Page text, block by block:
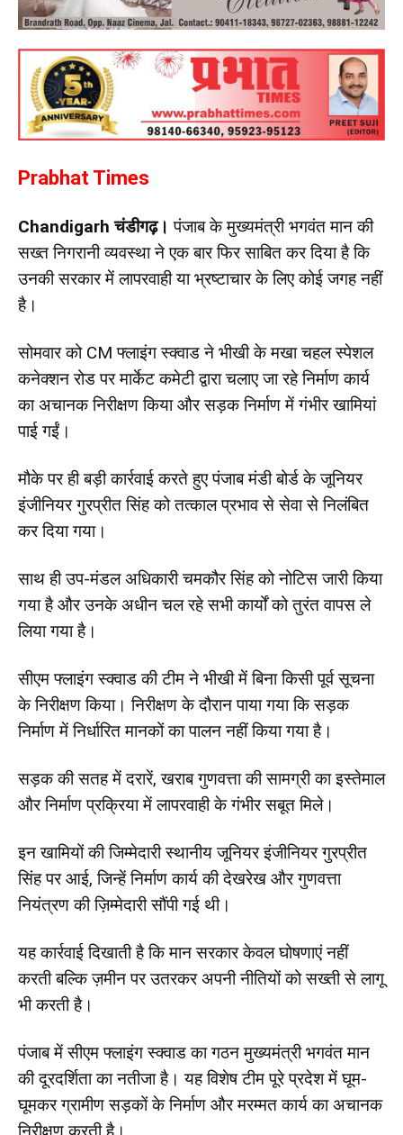
Prabhat Times
Chandigarh चंडीगढ़।पंजाब के मुख्यमंत्री भगवंत मान की
सख्त निगरानी व्यवस्था ने एक बार फिर साबित कर दिया है कि
उनकी सरकार में लापरवाही या भ्रष्टाचार के लिए कोई जगह नहीं
है।
सोमवार को CM फ्लाइंग स्क्वाड ने भीखी के मखा चहल स्पेशल
कनेक्शन रोड पर मार्केट कमेटी द्वारा चलाए जा रहे निर्माण कार्य
का अचानक निरीक्षण किया और सड़क निर्माण में गंभीर खामियां
पाई गईं।
मौके पर ही बड़ी कार्रवाई करते हुए पंजाब मंडी बोर्ड के जूनियर
इंजीनियर गुरप्रीत सिंह को तत्काल प्रभाव से सेवा से निलंबित
कर दिया गया।
साथ ही उप-मंडल अधिकारी चमकौर सिंह को नोटिस जारी किया
गया है और उनके अधीन चल रहे सभी कार्यों को तुरंत वापस ले
लिया गया है।
सीएम फ्लाइंग स्क्वाड की टीम ने भीखी में बिना किसी पूर्व सूचना
के निरीक्षण किया। निरीक्षण के दौरान पाया गया कि सड़क
निर्माण में निर्धारित मानकों का पालन नहीं किया गया है।
सड़क की सतह में दरारें, खराब गुणवत्ता की सामग्री का इस्तेमाल
और निर्माण प्रक्रिया में लापरवाही के गंभीर सबूत मिले।
इन खामियों की जिम्मेदारी स्थानीय जूनियर इंजीनियर गुरप्रीत
सिंह पर आई, जिन्हें निर्माण कार्य की देखरेख और गुणवत्ता
नियंत्रण की ज़िम्मेदारी सौंपी गई थी।
यह कार्रवाई दिखाती है कि मान सरकार केवल घोषणाएं नहीं
करती बल्कि ज़मीन पर उतरकर अपनी नीतियों को सख्ती से लागू
भी करती है।
पंजाब में सीएम फ्लाइंग स्क्वाड का गठन मुख्यमंत्री भगवंत मान
की दूरदर्शिता का नतीजा है। यह विशेष टीम पूरे प्रदेश में घूम-
घूमकर ग्रामीण सड़कों के निर्माण और मरम्मत कार्य का अचानक
निरीक्षण करती है।